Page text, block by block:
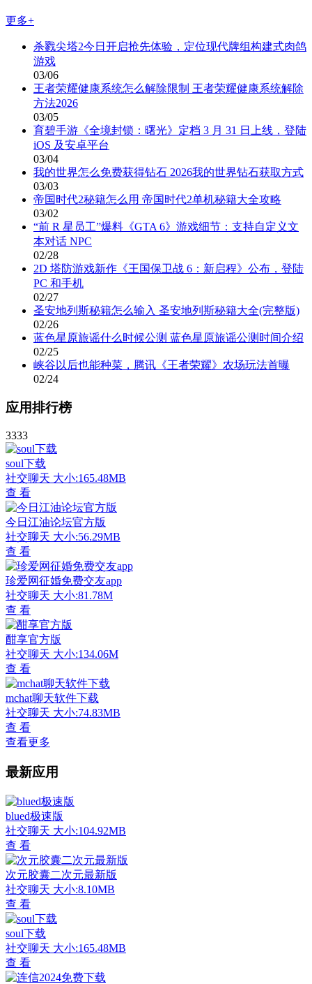
更多+
杀戮尖塔2今日开启抢先体验，定位现代牌组构建式肉鸽
游戏
03/06
王者荣耀健康系统怎么解除限制 王者荣耀健康系统解除
方法2026
03/05
育碧手游《全境封锁：曙光》定档 3 月 31 日上线，登陆
iOS 及安卓平台
03/04
我的世界怎么免费获得钻石 2026我的世界钻石获取方式
03/03
帝国时代2秘籍怎么用 帝国时代2单机秘籍大全攻略
03/02
“前 R 星员工”爆料《GTA 6》游戏细节：支持自定义文
本对话 NPC
02/28
2D 塔防游戏新作《王国保卫战 6：新启程》公布，登陆
PC 和手机
02/27
圣安地列斯秘籍怎么输入 圣安地列斯秘籍大全(完整版)
02/26
蓝色星原旅谣什么时候公测 蓝色星原旅谣公测时间介绍
02/25
峡谷以后也能种菜，腾讯《王者荣耀》农场玩法首曝
02/24
应用排行榜
3333
soul下载
社交聊天 大小:165.48MB
查 看
今日江油论坛官方版
社交聊天 大小:56.29MB
查 看
珍爱网征婚免费交友app
社交聊天 大小:81.78M
查 看
酣享官方版
社交聊天 大小:134.06M
查 看
mchat聊天软件下载
社交聊天 大小:74.83MB
查 看
查看更多
最新应用
blued极速版
社交聊天 大小:104.92MB
查 看
次元胶囊二次元最新版
社交聊天 大小:8.10MB
查 看
soul下载
社交聊天 大小:165.48MB
查 看